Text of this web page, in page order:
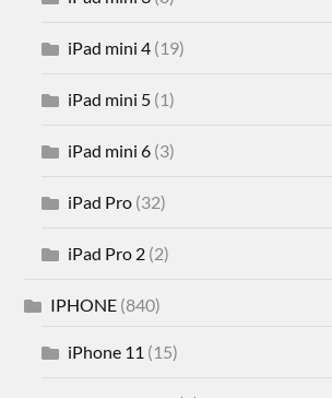
iPad mini 4 (19)
iPad mini 5 (1)
iPad mini 6 (3)
iPad Pro (32)
iPad Pro 2 (2)
IPHONE (840)
iPhone 11 (15)